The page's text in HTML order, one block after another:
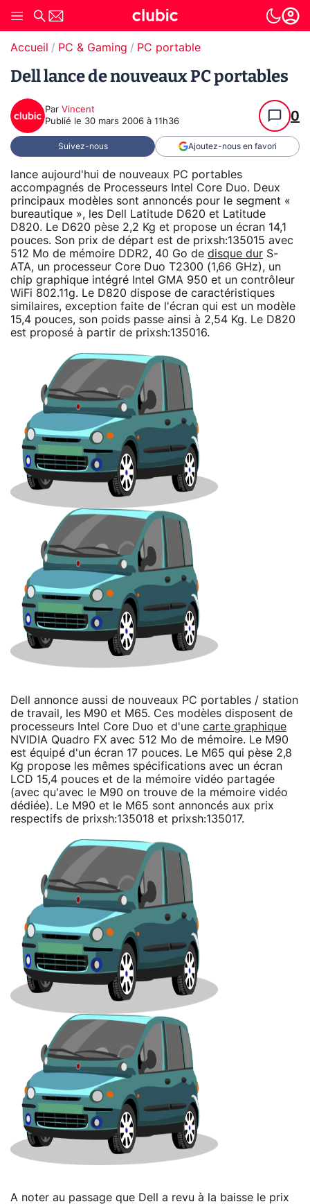
Accueil PC & Gaming PC portable
Dell lance de nouveaux PC portables
Par Vincent
Publié le 30 mars 2006 à 11h36 0
Suivez-nous Ajoutez-nous en favori
lance aujourd'hui de nouveaux PC portables
accompagnés de Processeurs Intel Core Duo. Deux
principaux modèles sont annoncés pour le segment «
bureautique », les Dell Latitude D620 et Latitude
D820. Le D620 pèse 2,2 Kg et propose un écran 14,1
pouces. Son prix de départ est de prixsh:135015 avec
512 Mo de mémoire DDR2, 40 Go de disque dur S-
ATA, un processeur Core Duo T2300 (1,66 GHz), un
chip graphique intégré Intel GMA 950 et un contrôleur
WiFi 802.11g. Le D820 dispose de caractéristiques
similaires, exception faite de l'écran qui est un modèle
15,4 pouces, son poids passe ainsi à 2,54 Kg. Le D820
est proposé à partir de prixsh:135016.
Dell annonce aussi de nouveaux PC portables / station
de travail, les M90 et M65. Ces modèles disposent de
processeurs Intel Core Duo et d'une carte graphique
NVIDIA Quadro FX avec 512 Mo de mémoire. Le M90
est équipé d'un écran 17 pouces. Le M65 qui pèse 2,8
Kg propose les mêmes spécifications avec un écran
LCD 15,4 pouces et de la mémoire vidéo partagée
(avec qu'avec le M90 on trouve de la mémoire vidéo
dédiée). Le M90 et le M65 sont annoncés aux prix
respectifs de prixsh:135018 et prixsh:135017.
A noter au passage que Dell a revu à la baisse le prix